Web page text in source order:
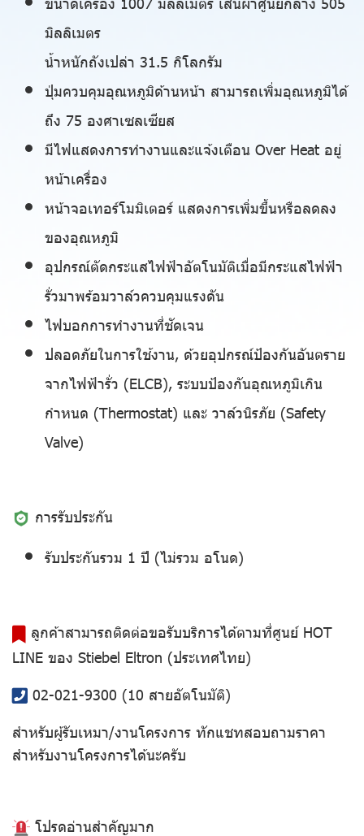
มิลลิเมตร
น้ำหนักถังเปล่า 31.5 กิโลกรัม
ปุ่มควบคุมอุณหภูมิด้านหน้า สามารถเพิ่มอุณหภูมิได้
ถึง 75 องศาเซลเซียส
มีไฟแสดงการทำงานและแจ้งเตือน Over Heat อยู่
หน้าเครื่อง
หน้าจอเทอร์โมมิเตอร์ แสดงการเพิ่มขึ้นหรือลดลง
ของอุณหภูมิ
อุปกรณ์ตัดกระแสไฟฟ้าอัตโนมัติเมื่อมีกระแสไฟฟ้า
รั่วมาพร้อมวาล์วควบคุมแรงดัน
ไฟบอกการทำงานที่ชัดเจน
ปลอดภัยในการใช้งาน, ด้วยอุปกรณ์ป้องกันอันตราย
จากไฟฟ้ารั่ว (ELCB), ระบบป้องกันอุณหภูมิเกิน
กำหนด (Thermostat) และ วาล์วนิรภัย (Safety
Valve)
การรับประกัน
รับประกันรวม 1 ปี (ไม่รวม อโนด)
ลูกค้าสามารถติดต่อขอรับบริการได้ตามที่ศูนย์ HOT
LINE ของ Stiebel Eltron (ประเทศไทย)
02-021-9300 (10 สายอัตโนมัติ)
สำหรับผู้รับเหมา/งานโครงการ ทักแชทสอบถามราคา
สำหรับงานโครงการได้นะครับ
โปรดอ่านสำคัญมาก